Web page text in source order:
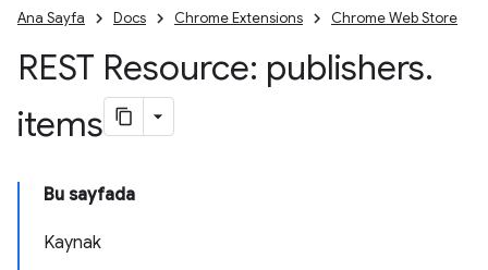
Ana Sayfa Docs Chrome Extensions Chrome Web Store
REST Resource: publishers.
items
Bu sayfada
Kaynak